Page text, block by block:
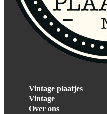
Vintage plaatjes
Vintage
Over ons